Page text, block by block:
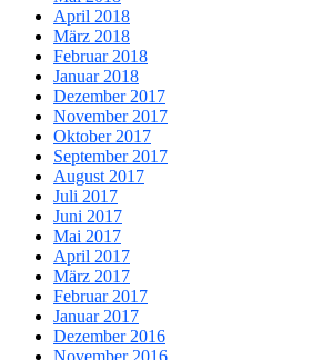
April 2018
März 2018
Februar 2018
Januar 2018
Dezember 2017
November 2017
Oktober 2017
September 2017
August 2017
Juli 2017
Juni 2017
Mai 2017
April 2017
März 2017
Februar 2017
Januar 2017
Dezember 2016
November 2016